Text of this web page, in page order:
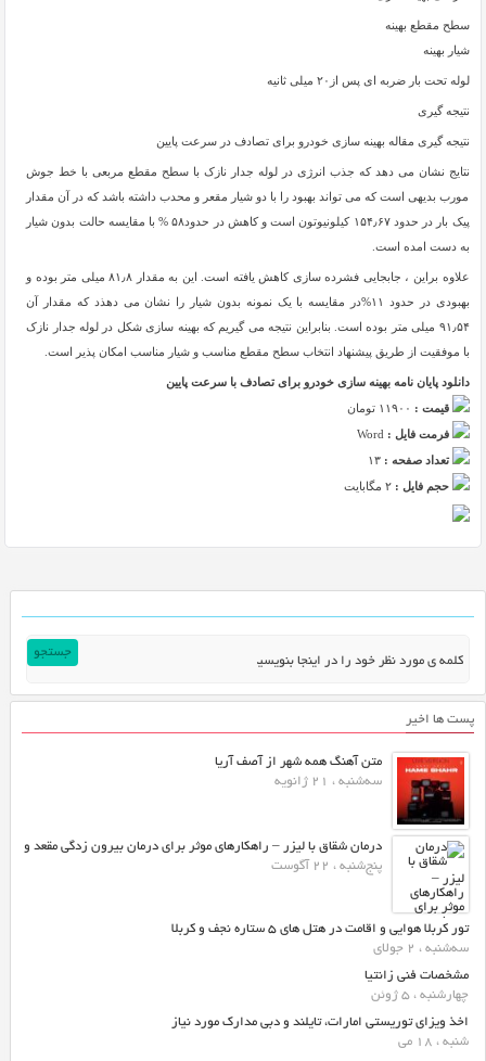
سطح مقطع بهینه
شیار بهینه
لوله تحت بار ضربه ای پس از۲۰ میلی ثانیه
نتیجه گیری
نتیجه گیری مقاله بهینه سازی خودرو برای تصادف در سرعت پایین
نتایج نشان می دهد که جذب انرژی در لوله جدار نازک با سطح مقطع مربعی با خط جوش
مورب بدیهی است که می تواند بهبود را با دو شیار مقعر و محدب داشته باشد که در آن مقدار
پیک بار در حدود ۱۵۴٫۶۷ کیلونیوتون است و کاهش در حدود۵۸ % با مقایسه حالت بدون شیار
به دست امده است.
علاوه براین ، جابجایی فشرده سازی کاهش یافته است. این به مقدار ۸۱٫۸ میلی متر بوده و
بهبودی در حدود ۱۱%در مقایسه با یک نمونه بدون شیار را نشان می دهذد که مقدار آن
۹۱٫۵۴ میلی متر بوده است. بنابراین نتیجه می گیریم که بهینه سازی شکل در لوله جدار نازک
با موفقیت از طریق پیشنهاد انتخاب سطح مقطع مناسب و شیار مناسب امکان پذیر است.
دانلود پایان نامه بهینه سازی خودرو برای تصادف با سرعت پایین
قیمت :
فرمت فایل :
تعداد صفحه : ۱۳
حجم فایل : ۲ مگابایت
پست ها اخیر
متن آهنگ همه شهر از آصف آریا
سه‌شنبه ، 21 ژانویه
درمان شقاق با لیزر – راهکارهای موثر برای درمان بیرون زدگی مقعد و
پنج‌شنبه ، 22 آگوست
تور کربلا هوایی و اقامت در هتل های ۵ ستاره نجف و کربلا
سه‌شنبه ، 2 جولای
مشخصات فنی زانتیا
چهارشنبه ، 5 ژوئن
اخذ ویزای توریستی امارات، تایلند و دبی مدارک مورد نیاز
شنبه ، 18 می